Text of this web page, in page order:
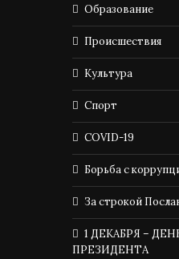
Образование
Происшествия
Культура
Спорт
COVID-19
Борьба с
За строкой
1 ДЕКАБРЯ –
ПРЕЗИДЕНТА